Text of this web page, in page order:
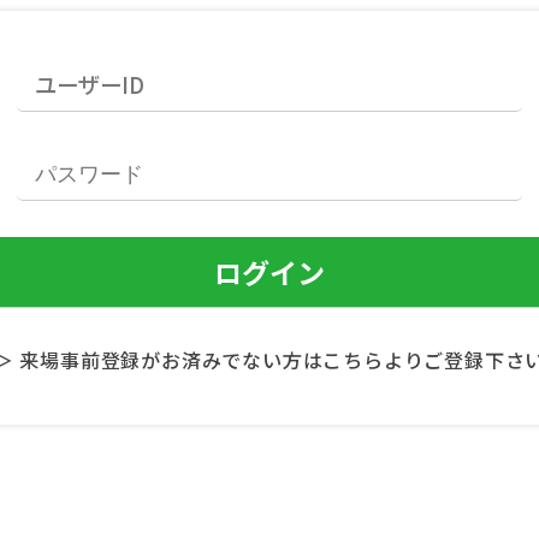
来場事前登録がお済みでない方はこちらよりご登録下さ